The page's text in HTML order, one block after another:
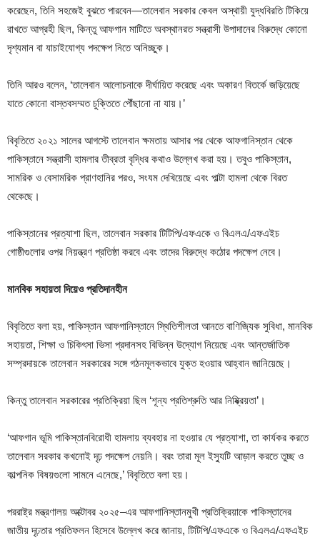
করেছেন, তিনি সহজেই বুঝতে পারবেন—তালেবান সরকার কেবল অস্থায়ী যুদ্ধবিরতি টিকিয়ে
রাখতে আগ্রহী ছিল, কিন্তু আফগান মাটিতে অবস্থানরত সন্ত্রাসী উপাদানের বিরুদ্ধে কোনো
দৃশ্যমান বা যাচাইযোগ্য পদক্ষেপ নিতে অনিচ্ছুক।
তিনি আরও বলেন, ‘তালেবান আলোচনাকে দীর্ঘায়িত করেছে এবং অকারণ বিতর্কে জড়িয়েছে
যাতে কোনো বাস্তবসম্মত চুক্তিতে পৌঁছানো না যায়।’
বিবৃতিতে ২০২১ সালের আগস্টে তালেবান ক্ষমতায় আসার পর থেকে আফগানিস্তান থেকে
পাকিস্তানে সন্ত্রাসী হামলার তীব্রতা বৃদ্ধির কথাও উল্লেখ করা হয়। তবুও পাকিস্তান,
সামরিক ও বেসামরিক প্রাণহানির পরও, সংযম দেখিয়েছে এবং পাল্টা হামলা থেকে বিরত
থেকেছে।
পাকিস্তানের প্রত্যাশা ছিল, তালেবান সরকার টিটিপি/এফএকে ও বিএলএ/এফএইচ
গোষ্ঠীগুলোর ওপর নিয়ন্ত্রণ প্রতিষ্ঠা করবে এবং তাদের বিরুদ্ধে কঠোর পদক্ষেপ নেবে।
মানবিক সহায়তা দিয়েও প্রতিদানহীন
বিবৃতিতে বলা হয়, পাকিস্তান আফগানিস্তানে স্থিতিশীলতা আনতে বাণিজ্যিক সুবিধা, মানবিক
সহায়তা, শিক্ষা ও চিকিৎসা ভিসা প্রদানসহ বিভিন্ন উদ্যোগ নিয়েছে এবং আন্তর্জাতিক
সম্প্রদায়কে তালেবান সরকারের সঙ্গে গঠনমূলকভাবে যুক্ত হওয়ার আহ্বান জানিয়েছে।
কিন্তু তালেবান সরকারের প্রতিক্রিয়া ছিল ‘শূন্য প্রতিশ্রুতি আর নিষ্ক্রিয়তা’।
‘আফগান ভূমি পাকিস্তানবিরোধী হামলায় ব্যবহার না হওয়ার যে প্রত্যাশা, তা কার্যকর করতে
তালেবান সরকার কখনোই দৃঢ় পদক্ষেপ নেয়নি। বরং তারা মূল ইস্যুটি আড়াল করতে তুচ্ছ ও
কাল্পনিক বিষয়গুলো সামনে এনেছে,’ বিবৃতিতে বলা হয়।
পররাষ্ট্র মন্ত্রণালয় অক্টোবর ২০২৫–এর আফগানিস্তানমুখী প্রতিক্রিয়াকে পাকিস্তানের
জাতীয় দৃঢ়তার প্রতিফলন হিসেবে উল্লেখ করে জানায়, টিটিপি/এফএকে ও বিএলএ/এফএইচ